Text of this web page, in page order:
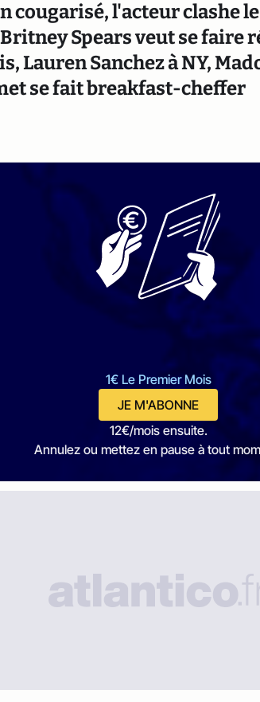
cougarisé, l'acteur clashe
Spears veut se faire
Lauren Sanchez à NY,
se fait breakfast-cheffer
1€ Le Premier Mois
JE M'ABONNE
12€/mois ensuite.
Annulez ou mettez en pause à tout